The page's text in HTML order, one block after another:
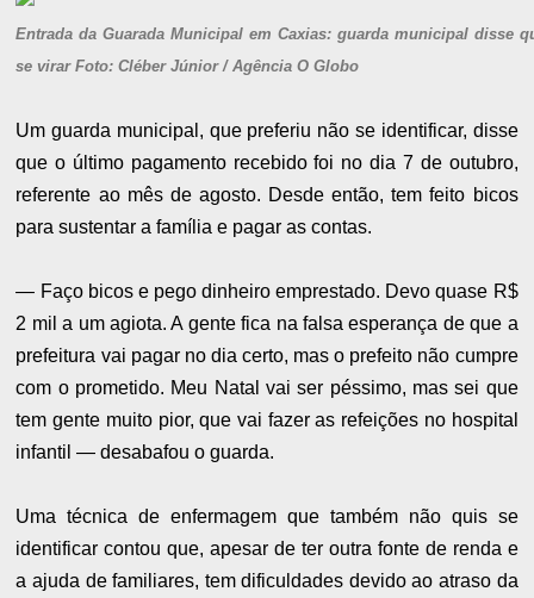
Entrada da Guarada Municipal em Caxias: guarda municipal disse
se virar Foto: Cléber Júnior / Agência O Globo
Um guarda municipal, que preferiu não se identificar, disse
que o último pagamento recebido foi no dia 7 de outubro,
referente ao mês de agosto. Desde então, tem feito bicos
para sustentar a família e pagar as contas.
— Faço bicos e pego dinheiro emprestado. Devo quase R$
2 mil a um agiota. A gente fica na falsa esperança de que a
prefeitura vai pagar no dia certo, mas o prefeito não cumpre
com o prometido. Meu Natal vai ser péssimo, mas sei que
tem gente muito pior, que vai fazer as refeições no hospital
infantil — desabafou o guarda.
Uma técnica de enfermagem que também não quis se
identificar contou que, apesar de ter outra fonte de renda e
a ajuda de familiares, tem dificuldades devido ao atraso da